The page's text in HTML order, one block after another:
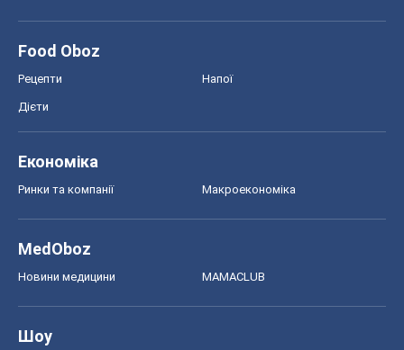
Food Oboz
Рецепти Напої
Дієти
Економіка
Ринки та компанії Макроекономіка
MedOboz
Новини медицини MAMACLUB
Шоу